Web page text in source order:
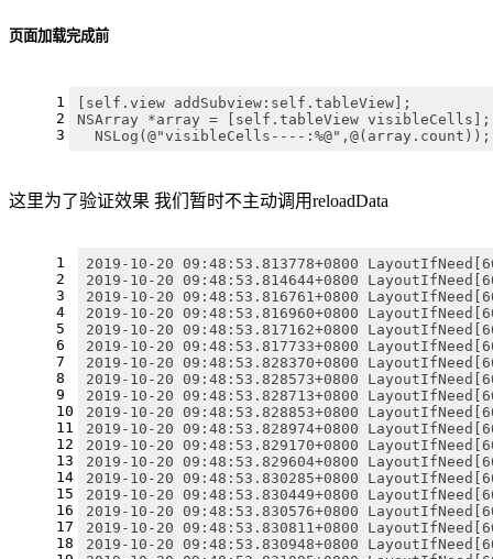
页面加载完成前
1
2
3
[self.view addSubview:self.tableView];
NSArray *array = [self.tableView visibleCells];
  NSLog(@"visibleCells----:%@",@(array.count));
这里为了验证效果 我们暂时不主动调用reloadData
1
2
3
4
5
6
7
8
9
10
11
12
13
14
15
16
17
18
2019-10-20 09:48:53.813778+0800
2019-10-20 09:48:53.814644+0800
2019-10-20 09:48:53.816761+0800
2019-10-20 09:48:53.816960+0800
2019-10-20 09:48:53.817162+0800
2019-10-20 09:48:53.817733+0800
2019-10-20 09:48:53.828370+0800
2019-10-20 09:48:53.828573+0800
2019-10-20 09:48:53.828713+0800
2019-10-20 09:48:53.828853+0800
2019-10-20 09:48:53.828974+0800
2019-10-20 09:48:53.829170+0800
2019-10-20 09:48:53.829604+0800
2019-10-20 09:48:53.830285+0800
2019-10-20 09:48:53.830449+0800
2019-10-20 09:48:53.830576+0800
2019-10-20 09:48:53.830811+0800
2019-10-20 09:48:53.830948+0800